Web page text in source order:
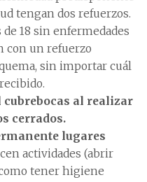
tengan dos refuerzos.
18 sin enfermedades
con un refuerzo
sin importar cuál
al realizar
cerrados.
lugares
actividades (abrir
tener higiene